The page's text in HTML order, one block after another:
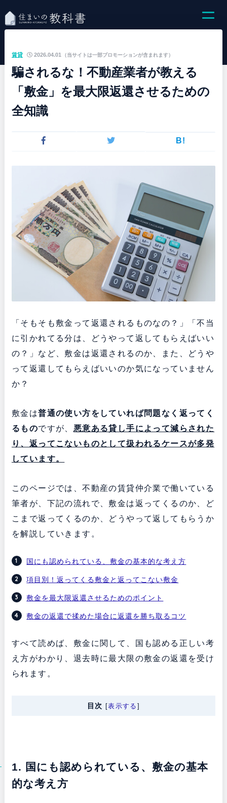
（当サイトは一部プロモーションが含まれます）
賃貸 2026.04.01
騙されるな！不動産業者が教える
「敷金」を最大限返還させるための
全知識
B!
「そもそも敷金って返還されるものなの？」「不当
に引かれてる分は、どうやって返してもらえばいい
の？」など、敷金は返還されるのか、また、どうや
って返還してもらえばいいのか気になっていません
か？
敷金は普通の使い方をしていれば問題なく返ってく
るものですが、 悪意ある貸し手によって減らされた
り、返ってこないものとして扱われるケースが多発
しています。
このページでは、不動産の賃貸仲介業で働いている
筆者が、下記の流れで、敷金は返ってくるのか、ど
こまで返ってくるのか、どうやって返してもらうか
を解説していきます。
国にも認められている、敷金の基本的な考え方
項目別！返ってくる敷金と返ってこない敷金
敷金を最大限返還させるためのポイント
敷金の返還で揉めた場合に返還を勝ち取るコツ
すべて読めば、敷金に関して、国も認める正しい考
え方がわかり、退去時に最大限の敷金の返還を受け
られます。
目次 [表示する
1. 国にも認められている、敷金の基本
的な考え方